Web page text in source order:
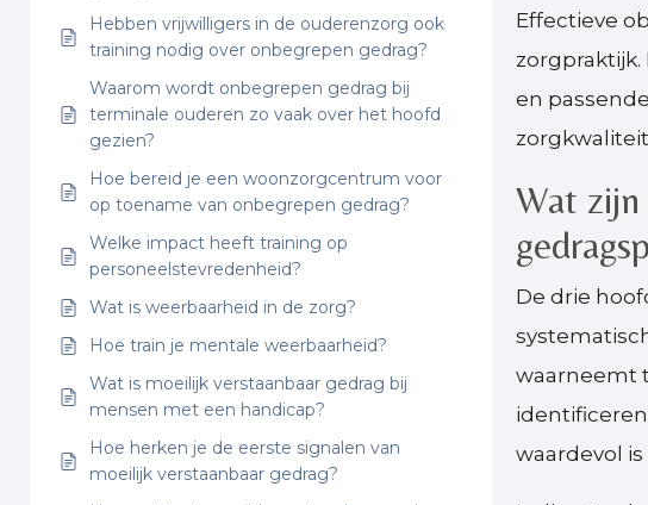
Hebben vrijwilligers in de ouderenzorg ook
training nodig over onbegrepen gedrag?
Waarom wordt onbegrepen gedrag bij
terminale ouderen zo vaak over het hoofd
gezien?
Hoe bereid je een woonzorgcentrum voor
op toename van onbegrepen gedrag?
Welke impact heeft training op
personeelstevredenheid?
Wat is weerbaarheid in de zorg?
Hoe train je mentale weerbaarheid?
Wat is moeilijk verstaanbaar gedrag bij
mensen met een handicap?
Hoe herken je de eerste signalen van
moeilijk verstaanbaar gedrag?
Effectieve
en
Wat zijn
De drie
waarneemt
waardevol is